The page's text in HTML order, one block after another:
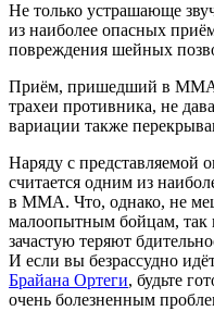
Не только устрашающе
из наиболее опасных
повреждения шейных
Приём, пришедший в ММА
трахеи противника, не
вариации также
Наряду с представляемой
считается одним из
в ММА. Что, однако, не
малоопытным бойцам, так
зачастую теряют
И если вы безрассудно
Брайана Ортеги, будьте
очень болезненным